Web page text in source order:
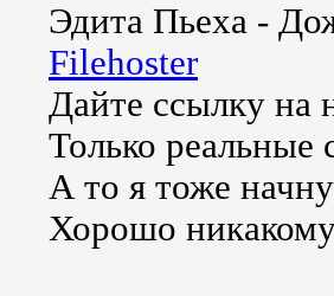
Эдита Пьеха -
Filehoster
Дайте ссылку на
Только реальные
А то я тоже
Хорошо